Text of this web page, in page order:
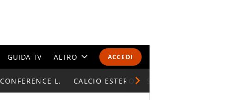
ACCEDI
GUIDA TV ALTRO
CALENDARI E CLASSIFICHE
CONFERENCE L. CALCIO ESTERO